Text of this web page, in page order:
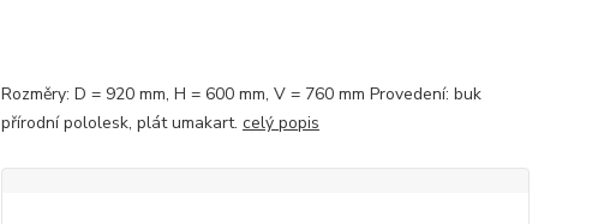
Rozměry: D = 920 mm, H = 600 mm, V = 760 mm Provedení: buk
přírodní pololesk, plát umakart. celý popis